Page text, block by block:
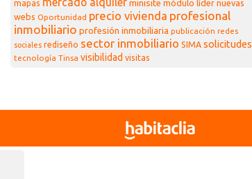
mapas
minisite módulo líder nuevas
webs Oportunidad precio vivienda profesional
inmobiliario profesión inmobiliaria publicación redes
sociales rediseño sector inmobiliario SIMA solicitudes
tecnología Tinsa visibilidad visitas